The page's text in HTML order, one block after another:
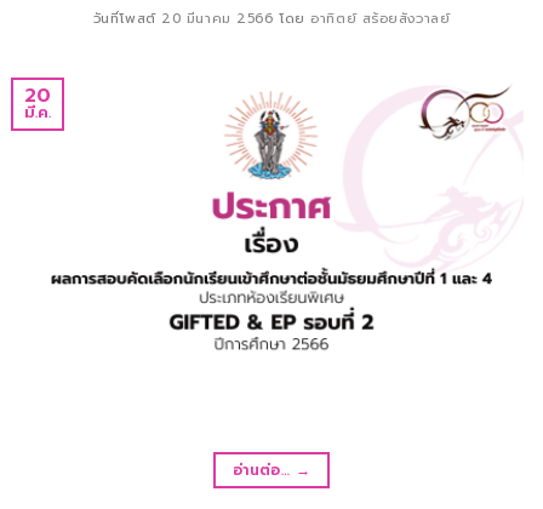
วันที่โพสต์ 20 มีนาคม 2566 โดย อาทิตย์ สร้อยสังวาลย์
20
มี.ค.
อ่านต่อ… →